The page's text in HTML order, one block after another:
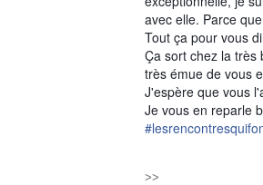
avec elle. Parce
Tout ça pour vous
Ça sort chez la très
très émue de vous
J'espère que vous
Je vous en reparle
>>